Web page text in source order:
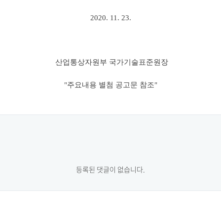
2020. 11. 23.
산업통상자원부 국가기술표준원장
"주요내용 별첨 공고문 참조"
등록된 댓글이 없습니다.